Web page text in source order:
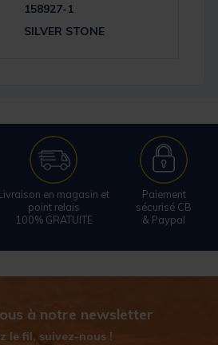
158927-1
SILVER STONE
en magasin et
point relais
100% GRATUITE
Paiement
sécurisé CB
& Paypal
à notre newsletter
le fil, suivez-nous !